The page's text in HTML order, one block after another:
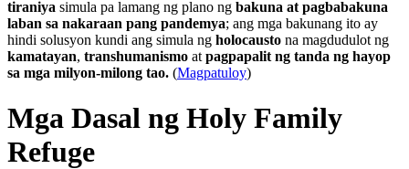
tiraniya simula pa lamang ng plano ng bakuna at pagbabakuna
laban sa nakaraan pang pandemya; ang mga bakunang ito ay
hindi solusyon kundi ang simula ng holocausto na magdudulot ng
kamatayan, transhumanismo at pagpapalit ng tanda ng hayop
sa mga milyon-milong tao. (Magpatuloy)
Mga Dasal ng Holy Family
Refuge